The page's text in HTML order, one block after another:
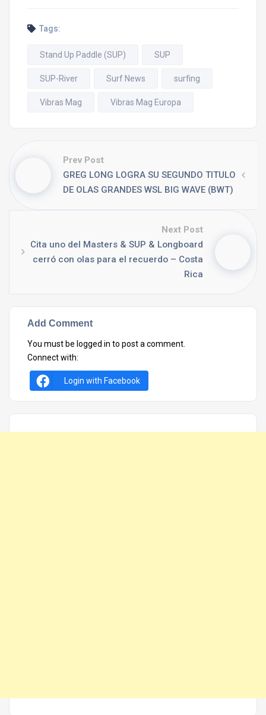
Tags:
Stand Up Paddle (SUP) SUP
SUP-River Surf News surfing
Vibras Mag Vibras Mag Europa
Prev Post
GREG LONG LOGRA SU SEGUNDO TITULO
DE OLAS GRANDES WSL BIG WAVE (BWT)
Next Post
Cita uno del Masters & SUP & Longboard
cerró con olas para el recuerdo – Costa
Rica
Add Comment
You must be logged in to post a comment.
Connect with:
Login with Facebook